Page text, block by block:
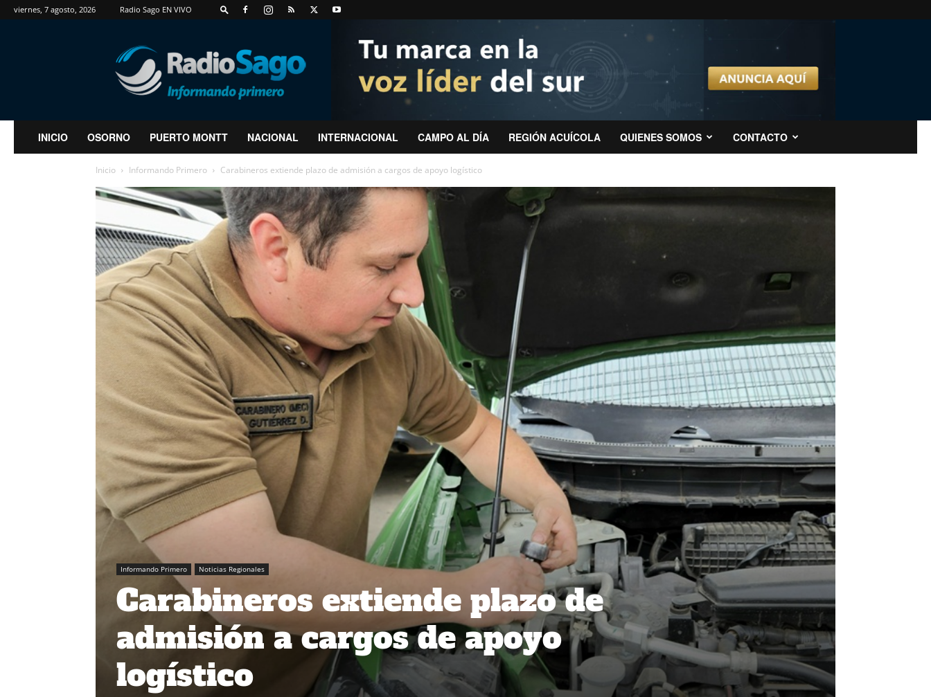
viernes, 7 agosto, 2026 Radio Sago EN VIVO
RadioSago
INICIO OSORNO PUERTO MONTT NACIONAL INTERNACIONAL CAMPO AL DÍA REGIÓN ACUÍCOLA QUIENES SOMOS CONTACTO
Inicio Informando Primero Carabineros extiende plazo de admisión a cargos de apoyo logístico
Informando Primero Noticias Regionales
Carabineros extiende plazo de
admisión a cargos de apoyo
logístico